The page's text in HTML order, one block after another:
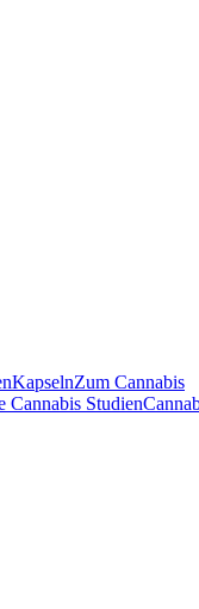
KapselnZum Cannabis
Cannabis Studien